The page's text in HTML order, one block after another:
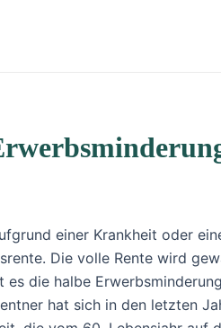
einer Krankheit oder
Die volle Rente wird
die halbe
hat sich in den letzten